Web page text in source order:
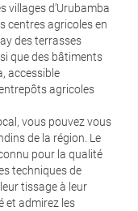
villages d’Urubamba
centres agricoles en
des terrasses
que des bâtiments
accessible
agricoles
vous pouvez vous
de la région. Le
pour la qualité
techniques de
tissage à leur
et admirez les